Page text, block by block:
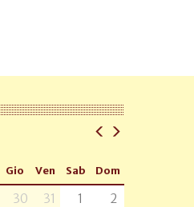
Gio Ven Sab Dom
30 31 1
2